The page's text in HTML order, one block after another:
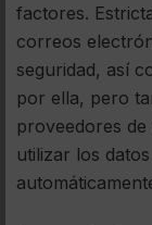
factores.
correos
seguridad, así
por ella, pero
proveedores
utilizar los